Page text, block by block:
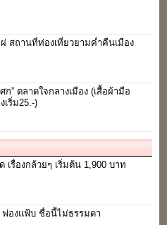
สถานที่ท่องเที่ยวยามค่ำคืนเมือง
” ตลาดใจกลางเมือง (เสื้อผ้ามือ
เริ่ม25.-)
รื่องกล้วยๆ เริ่มต้น 1,900 บาท
องแฟ้บ ชื่อนี้ไม่ธรรมดา